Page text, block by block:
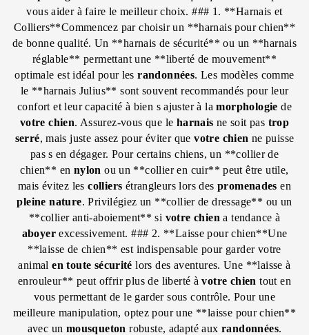
vous aider à faire le meilleur choix. ### 1. **Harnais et
Colliers**Commencez par choisir un **harnais pour chien**
de bonne qualité. Un **harnais de sécurité** ou un **harnais
réglable** permettant une **liberté de mouvement**
optimale est idéal pour les randonnées. Les modèles comme
le **harnais Julius** sont souvent recommandés pour leur
confort et leur capacité à bien s ajuster à la morphologie de
votre chien. Assurez-vous que le harnais ne soit pas trop
serré, mais juste assez pour éviter que votre chien ne puisse
pas s en dégager. Pour certains chiens, un **collier de
chien** en nylon ou un **collier en cuir** peut être utile,
mais évitez les colliers étrangleurs lors des promenades en
pleine nature. Privilégiez un **collier de dressage** ou un
**collier anti-aboiement** si votre chien a tendance à
aboyer excessivement. ### 2. **Laisse pour chien**Une
**laisse de chien** est indispensable pour garder votre
animal en toute sécurité lors des aventures. Une **laisse à
enrouleur** peut offrir plus de liberté à votre chien tout en
vous permettant de le garder sous contrôle. Pour une
meilleure manipulation, optez pour une **laisse pour chien**
avec un mousqueton robuste, adapté aux randonnées.